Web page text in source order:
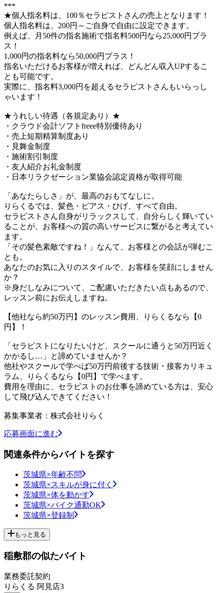
***
★個人指名料は、100％セラピストさんの売上となります！
個人指名料は、200円～ご自身で自由に設定できます。
例えば、月50件の指名施術で指名料500円なら25,000円プラ
ス！
1,000円の指名料なら50,000円プラス！
指名いただけるお客様が増えれば、どんどん収入UPするこ
とも可能です。
実際に、指名料3,000円を超えるセラピストさんもいらっし
ゃいます！
★うれしい待遇（各規定あり）★
・クラウド会計ソフトfreee特別優待あり
・売上短期精算制度あり
・見舞金制度
・施術割引制度
・友人紹介お礼金制度
・日本リラクゼーション業協会認定資格が取得可能
「あなたらしさ」が、最高のおもてなしに。
りらくるでは、髪色・ピアス・ひげ、すべて自由。
セラピストさん自身がリラックスして、自分らしく輝いてい
ることが、お客様への質の高いサービスに繋がると考えてい
ます。
「その髪色素敵ですね！」なんて、お客様との会話が弾むこ
とも。
あなたのお気に入りのスタイルで、お客様を笑顔にしません
か？
※身だしなみについて、ご配慮いただきたい点もあるので、
レッスン前にお伝えしますね。
【他社なら約50万円】のレッスン費用、りらくるなら【0
円】！
「セラピストになりたいけど、スクールに通うと50万円近く
かかるし…」と諦めていませんか？
他社やスクールで学べば50万円前後する技術・接客カリキュ
ラム、りらくるなら【0円】で学べます。
費用を理由に、セラピストのお仕事を諦めている方は、安心
して飛び込んできてください！
募集事業者：株式会社りらく
応募画面に進む
関連条件からバイトを探す
茨城県×年齢不問
茨城県×スキルが身に付く
茨城県×体を動かす
茨城県×バイク通勤OK
茨城県×登録制
もっと見る
稲敷郡の似たバイト
業務委託契約
りらくる 阿見店3